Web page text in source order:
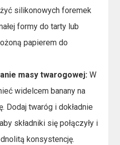
silikonowych foremek
formy do tarty lub
papierem do
masy twarogowej: W
widelcem banany na
Dodaj twaróg i dokładnie
składniki się połączyły i
konsystencję.